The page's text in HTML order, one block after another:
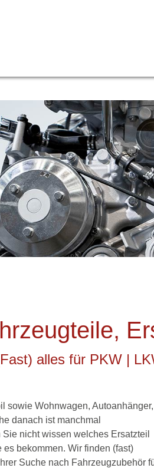
alles für PKW |
sowie Wohnwagen, Autoanhänger,
danach ist manchmal
nicht wissen welches Ersatzteil
bekommen. Wir finden (fast)
Suche nach Fahrzeugzubehör